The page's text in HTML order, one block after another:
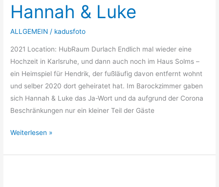
Hannah & Luke
ALLGEMEIN / kadusfoto
2021 Location: HubRaum Durlach Endlich mal wieder eine
Hochzeit in Karlsruhe, und dann auch noch im Haus Solms –
ein Heimspiel für Hendrik, der fußläufig davon entfernt wohnt
und selber 2020 dort geheiratet hat. Im Barockzimmer gaben
sich Hannah & Luke das Ja-Wort und da aufgrund der Corona
Beschränkungen nur ein kleiner Teil der Gäste
Luke
Weiterlesen »